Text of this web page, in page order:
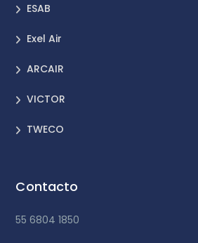
ESAB
Exel Air
ARCAIR
VICTOR
TWECO
Contacto
55 6804 1850